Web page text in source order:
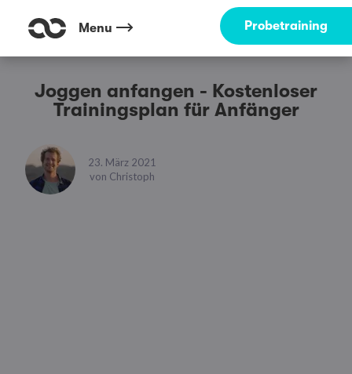
Menu Probetraining
Joggen anfangen - Kostenloser
Trainingsplan für Anfänger
23. März 2021
von Christoph